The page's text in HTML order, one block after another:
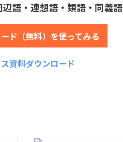
語・連想語・類語・同義語
ド（無料）を使ってみる
資料ダウンロード